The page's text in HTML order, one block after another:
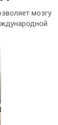
мозгу